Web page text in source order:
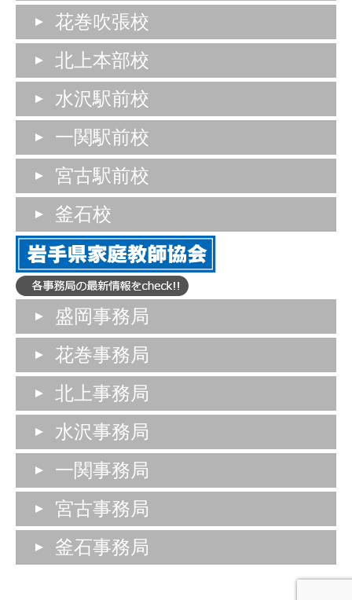
花巻吹張校
北上本部校
水沢駅前校
一関駅前校
宮古駅前校
釜石校
盛岡事務局
花巻事務局
北上事務局
水沢事務局
一関事務局
宮古事務局
釜石事務局